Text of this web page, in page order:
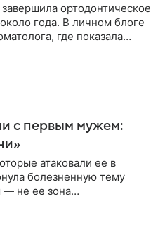
ортодонтическое
года. В личном блоге
где показала
с первым мужем:
атаковали ее в
болезненную тему
— не ее зона